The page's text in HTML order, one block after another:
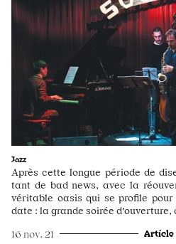
Jazz
Après cette longue période de
tant de bad news, avec la
véritable oasis qui se profile pour
date : la grande soirée d'ouverture,
16 nov. 21 Article